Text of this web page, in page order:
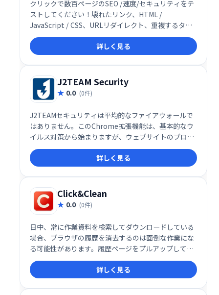
クリックで数百ページのSEO /速度/セキュリティをテ
ストしてください！壊れたリンク、HTML /
JavaScript / CSS、URLリダイレクト、重複するタイ
トルを確認してください
詳しく見る
J2TEAM Security
0.0 (0件)
J2TEAMセキュリティは平均的なファイアウォールで
はありません。このChrome拡張機能は、基本的なウ
イルス対策から始まりますが、ウェブサイトのブロッ
クリストをカスタマイズして、Chromeブラウザがブ
ログサイトで「HTTPS」セキュリティタグを使用する
ようにすることもできます。
詳しく見る
Click&Clean
0.0 (0件)
日中、常に作業資料を検索してダウンロードしている
場合、ブラウザの履歴を消去するのは面倒な作業にな
る可能性があります。履歴ページをプルアップして、
キャッシュまたはダウンロードログを手動でクリアし
続ける時間がありません。詳しく見る